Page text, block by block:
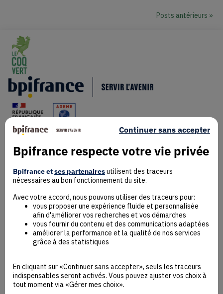
Posts antérieurs »
Mentions Légales
Données personnelles
Contact
Mentions Légales
CGU
Bpifrance respecte votre vie privée
Bpifrance etses partenairesutilisent des traceurs
nécessaires au bon fonctionnement du site.
Avec votre accord, nous pouvons utiliser des traceurs pour:
vous proposer une expérience fluide et personnalisée
afin d'améliorer vos recherches et vos démarches
vous fournir du contenu et des communications adaptées
améliorer la performance et la qualité de nos services
grâce à des statistiques
En cliquant sur «Continuer sans accepter», seuls les traceurs
indispensables seront activés. Vous pouvez ajuster vos choix à
tout moment via «Gérer mes choix».
Continuer sans accepter